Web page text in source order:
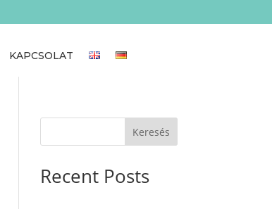
KAPCSOLAT
Keresés
Recent Posts